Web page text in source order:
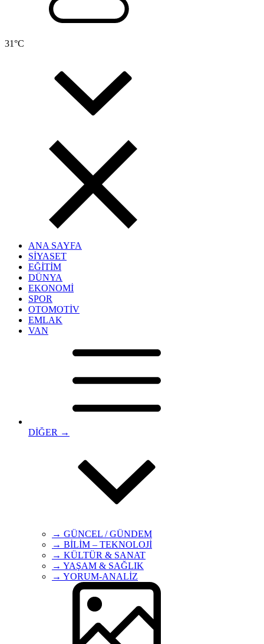
31°C
ANA SAYFA
SİYASET
EĞİTİM
DÜNYA
EKONOMİ
SPOR
OTOMOTİV
EMLAK
VAN
DİĞER →
→ GÜNCEL / GÜNDEM
→ BİLİM – TEKNOLOJİ
→ KÜLTÜR & SANAT
→ YAŞAM & SAĞLIK
→ YORUM-ANALİZ